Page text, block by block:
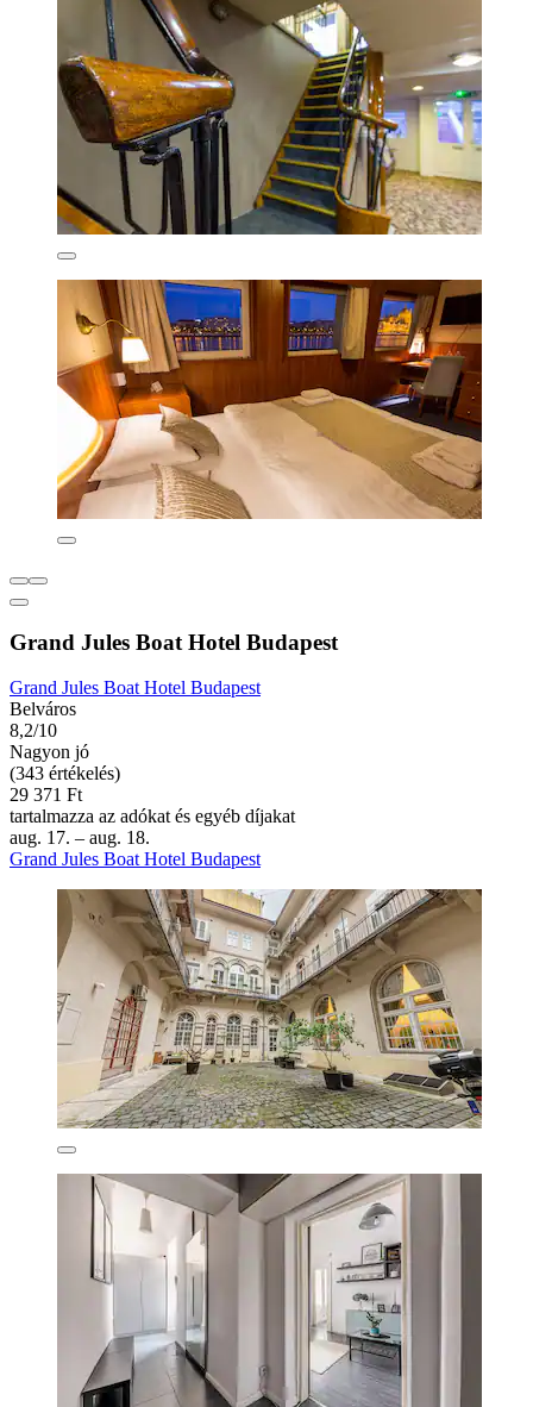
Grand Jules Boat Hotel Budapest
Grand Jules Boat Hotel Budapest
Belváros
8,2/10
Nagyon jó
(343 értékelés)
29 371 Ft
tartalmazza az adókat és egyéb díjakat
aug. 17. – aug. 18.
Grand Jules Boat Hotel Budapest